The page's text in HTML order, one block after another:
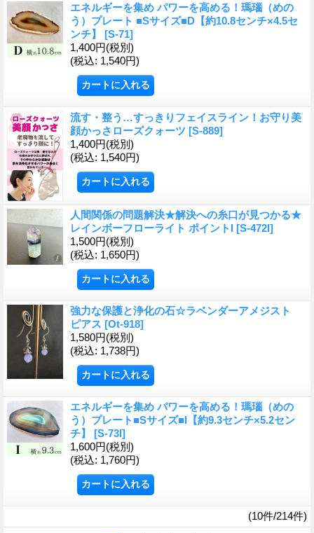
エネルギーを集め パワーを高める！瑪瑙（めの
う）プレート ■Sサイズ■D【約10.8センチ×4.5セ
ンチ】 [S-71]
1,400円(税別)
(税込: 1,540円)
流す・整う…すっきりフェイスライン！お守り美
顔かっさローズクォーツ [S-889]
1,400円(税別)
(税込: 1,540円)
人間関係の問題解決★解決への糸口が見つかる★
レインボーフローライト ポイントI [S-472I]
1,500円(税別)
(税込: 1,650円)
強力な保護と浄化の石☆ラベンダーアメジスト
ピアス [Ot-918]
1,580円(税別)
(税込: 1,738円)
エネルギーを集め パワーを高める！瑪瑙（めの
う）プレート■Sサイズ■I【約9.3センチ×5.2セン
チ】 [S-73I]
1,600円(税別)
(税込: 1,760円)
(10件/214件)